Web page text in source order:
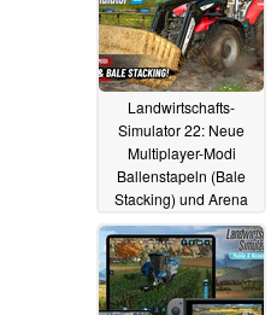
Landwirtschafts-
Simulator 22: Neue
Multiplayer-Modi
Ballenstapeln (Bale
Stacking) und Arena
12.06.2023